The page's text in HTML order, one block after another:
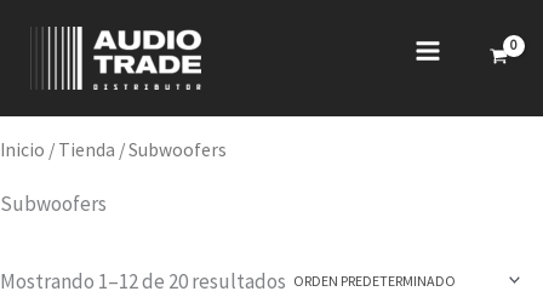
contenido
Inicio / Tienda / Subwoofers
Subwoofers
Mostrando 1–12 de 20 resultados